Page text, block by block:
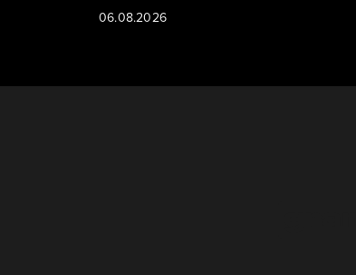
06.08.2026